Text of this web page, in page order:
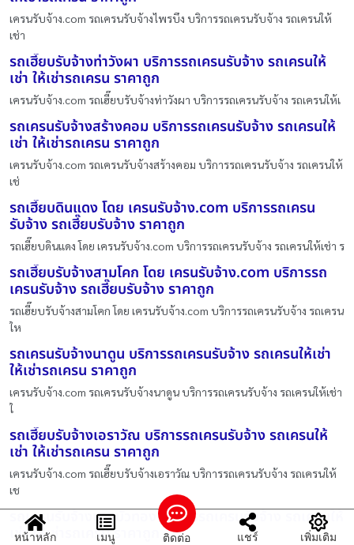
เครนรับจ้าง.com รถเครนรับจ้างไพรบึง บริการรถเครนรับจ้าง รถเครนให้
เช่า
รถเฮี๊ยบรับจ้างท่าวังผา บริการรถเครนรับจ้าง รถเครนให้
เช่า ให้เช่ารถเครน ราคาถูก
เครนรับจ้าง.com รถเฮี๊ยบรับจ้างท่าวังผา บริการรถเครนรับจ้าง รถเครนให้เ
รถเครนรับจ้างสร้างคอม บริการรถเครนรับจ้าง รถเครนให้
เช่า ให้เช่ารถเครน ราคาถูก
เครนรับจ้าง.com รถเครนรับจ้างสร้างคอม บริการรถเครนรับจ้าง รถเครนให้
เช่
รถเฮี๊ยบดินแดง โดย เครนรับจ้าง.com บริการรถเครน
รับจ้าง รถเฮี๊ยบรับจ้าง ราคาถูก
รถเฮี๊ยบดินแดง โดย เครนรับจ้าง.com บริการรถเครนรับจ้าง รถเครนให้เช่า ร
รถเฮี๊ยบรับจ้างสามโคก โดย เครนรับจ้าง.com บริการรถ
เครนรับจ้าง รถเฮี๊ยบรับจ้าง ราคาถูก
รถเฮี๊ยบรับจ้างสามโคก โดย เครนรับจ้าง.com บริการรถเครนรับจ้าง รถเครน
ให
รถเครนรับจ้างนาดูน บริการรถเครนรับจ้าง รถเครนให้เช่า
ให้เช่ารถเครน ราคาถูก
เครนรับจ้าง.com รถเครนรับจ้างนาดูน บริการรถเครนรับจ้าง รถเครนให้เช่า
ใ
รถเฮี๊ยบรับจ้างเอราวัณ บริการรถเครนรับจ้าง รถเครนให้
เช่า ให้เช่ารถเครน ราคาถูก
เครนรับจ้าง.com รถเฮี๊ยบรับจ้างเอราวัณ บริการรถเครนรับจ้าง รถเครนให้
เช
รถเครนรับจ้างบางบัวทอง บริการรถเครนรับจ้าง รถเครนให้
เช่า ให้เช่ารถเครน ราคาถูก
หน้าหลัก เมนู ติดต่อ แชร์ เพิ่มเติม